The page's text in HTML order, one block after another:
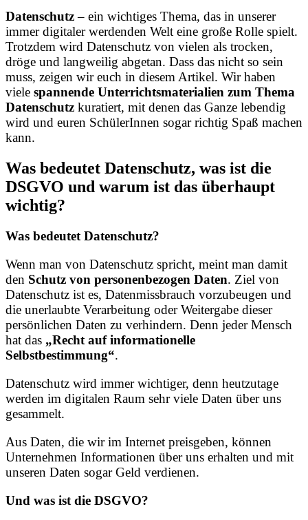
Datenschutz– ein wichtiges Thema, das in unserer
immer digitaler werdenden Welt eine große Rolle spielt.
Trotzdem wird Datenschutz von vielen als trocken,
dröge und langweilig abgetan. Dass das nicht so sein
muss, zeigen wir euch in diesem Artikel. Wir haben
viele spannende Unterrichtsmaterialien zum Thema
Datenschutz kuratiert, mit denen das Ganze lebendig
wird und euren SchülerInnen sogar richtig Spaß machen
kann.
Was bedeutet Datenschutz, was ist die
DSGVO und warum ist das überhaupt
wichtig?
Was bedeutet Datenschutz?
Wenn man von Datenschutz spricht, meint man damit
den Schutz von personenbezogen Daten. Ziel von
Datenschutz ist es, Datenmissbrauch vorzubeugen und
die unerlaubte Verarbeitung oder Weitergabe dieser
persönlichen Daten zu verhindern. Denn jeder Mensch
hat das „Recht auf informationelle
Selbstbestimmung“.
Datenschutz wird immer wichtiger, denn heutzutage
werden im digitalen Raum sehr viele Daten über uns
gesammelt.
Aus Daten, die wir im Internet preisgeben, können
Unternehmen Informationen über uns erhalten und mit
unseren Daten sogar Geld verdienen.
Und was ist die DSGVO?